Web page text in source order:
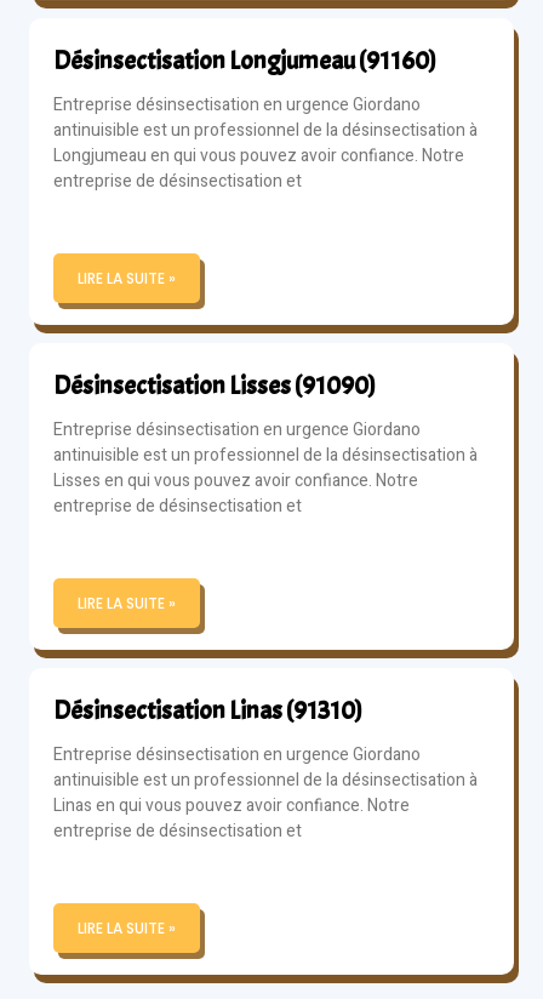
Désinsectisation Longjumeau (91160)
Entreprise désinsectisation en urgence Giordano
antinuisible est un professionnel de la désinsectisation à
Longjumeau en qui vous pouvez avoir confiance. Notre
entreprise de désinsectisation et
LIRE LA SUITE »
Désinsectisation Lisses (91090)
Entreprise désinsectisation en urgence Giordano
antinuisible est un professionnel de la désinsectisation à
Lisses en qui vous pouvez avoir confiance. Notre
entreprise de désinsectisation et
LIRE LA SUITE »
Désinsectisation Linas (91310)
Entreprise désinsectisation en urgence Giordano
antinuisible est un professionnel de la désinsectisation à
Linas en qui vous pouvez avoir confiance. Notre
entreprise de désinsectisation et
LIRE LA SUITE »